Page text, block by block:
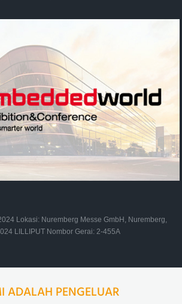
Lokasi: Nuremberg Messe GmbH, Nuremberg,
LILLIPUT Nombor Gerai: 2-455A
ADALAH PENGELUAR